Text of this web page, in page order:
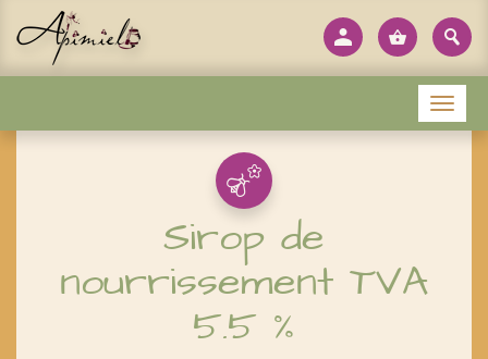
Sirop de
nourrissement TVA
5.5 %
Menu
Panneau de gestion des cookies